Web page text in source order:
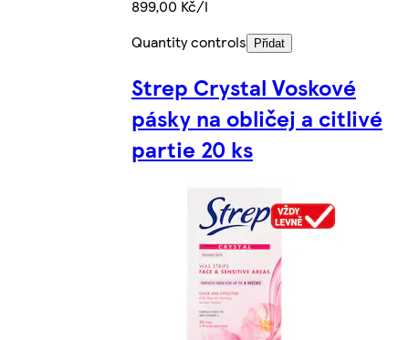
899,00 Kč/l
Quantity controls
Přidat
Strep Crystal Voskové
pásky na obličej a citlivé
partie 20 ks